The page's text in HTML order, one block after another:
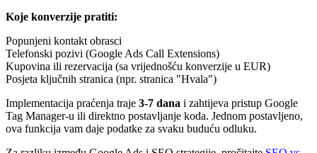
Koje konverzije pratiti:
Popunjeni kontakt obrasci
Telefonski pozivi (Google Ads Call Extensions)
Kupovina ili rezervacija (sa vrijednošću konverzije u EUR)
Posjeta ključnih stranica (npr. stranica "Hvala")
Implementacija praćenja traje 3-7 dana i zahtijeva pristup Google
Tag Manager-u ili direktno postavljanje koda. Jednom postavljeno,
ova funkcija vam daje podatke za svaku buduću odluku.